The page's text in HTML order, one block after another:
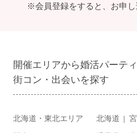
※会員登録をすると、お申
開催エリアから婚活パーテ
街コン・出会いを探す
北海道・東北エリア 北海道